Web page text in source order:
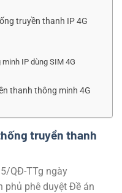
truyền thanh IP 4G
IP dùng SIM 4G
thanh thông minh 4G
truyền thanh
QĐ-TTg ngày
phê duyệt Đề án